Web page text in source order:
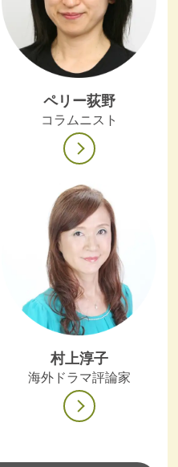
ペリー荻野
コラムニスト
村上淳子
海外ドラマ評論家